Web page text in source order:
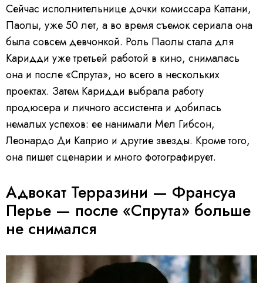
Сейчас исполнительнице дочки комиссара Каттани,
Паолы, уже 50 лет, а во время съемок сериала она
была совсем девчонкой. Роль Паолы стала для
Каридди уже третьей работой в кино, снималась
она и после «Спрута», но всего в нескольких
проектах. Затем Каридди выбрала работу
продюсера и личного ассистента и добилась
немалых успехов: ее нанимали Мел Гибсон,
Леонардо Ди Каприо и другие звезды. Кроме того,
она пишет сценарии и много фотографирует.
Адвокат Терразини — Франсуа
Перье — после «Спрута» больше
не снимался